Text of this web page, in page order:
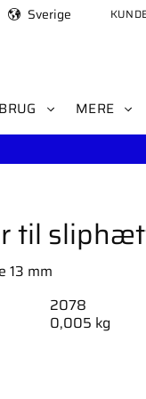
Sverige
MERE
til
13 mm
2078
0,005 kg